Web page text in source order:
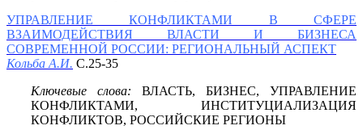
УПРАВЛЕНИЕ КОНФЛИКТАМИ В СФЕРЕ
ВЗАИМОДЕЙСТВИЯ ВЛАСТИ И БИЗНЕСА
СОВРЕМЕННОЙ РОССИИ: РЕГИОНАЛЬНЫЙ АСПЕКТ
Кольба А.И. С.25-35
Ключевые слова: ВЛАСТЬ, БИЗНЕС, УПРАВЛЕНИЕ
КОНФЛИКТАМИ, ИНСТИТУЦИАЛИЗАЦИЯ
КОНФЛИКТОВ, РОССИЙСКИЕ РЕГИОНЫ